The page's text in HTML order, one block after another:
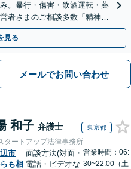
。暴行・傷害・飲酒運転・薬
者さまのご相談多数「精神面
寧にお答えします
見る
メールでお問い合わせ
和子 弁護士 東京都
タートアップ法律事務所
市
も相
面談方法(対面・
電話・ビデオな
営業時間：06:
30~22:00（土